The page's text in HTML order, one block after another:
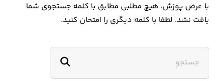
با عرض پوزش، هیچ مطلبی مطابق با کلمه جستجوی شما
یافت نشد. لطفا با کلمه دیگری را امتحان کنید.